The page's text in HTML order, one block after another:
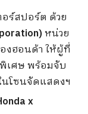
อร์สปอร์ต ด้วย
หน่วย
งฮอนด้า ให้ผู้ที่
เศษ พร้อมจับ
นโซนจัดแสดงฯ
x